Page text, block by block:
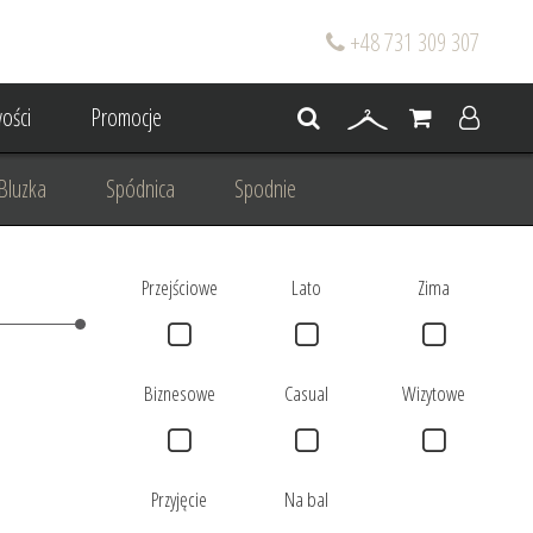
+48 731 309 307
Promocje
Bluzka Spódnica Spodnie
wesele Projektowanie/ Stylizacja
Przejściowe Lato Zima
Biznesowe Casual Wizytowe
Przyjęcie Na bal